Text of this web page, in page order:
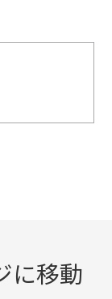
に移動